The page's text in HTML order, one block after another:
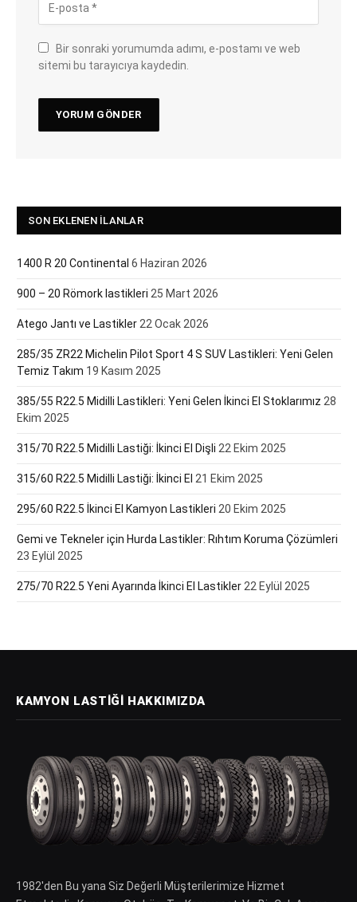
Bir sonraki yorumumda adımı, e-postamı ve web
sitemi bu tarayıcıya kaydedin.
SON EKLENEN İLANLAR
1400 R 20 Continental 6 Haziran 2026
900 – 20 Römork lastikleri 25 Mart 2026
Atego Jantı ve Lastikler 22 Ocak 2026
285/35 ZR22 Michelin Pilot Sport 4 S SUV Lastikleri: Yeni Gelen
Temiz Takım 19 Kasım 2025
385/55 R22.5 Midilli Lastikleri: Yeni Gelen İkinci El Stoklarımız 28
Ekim 2025
315/70 R22.5 Midilli Lastiği: İkinci El Dişli 22 Ekim 2025
315/60 R22.5 Midilli Lastiği: İkinci El 21 Ekim 2025
295/60 R22.5 İkinci El Kamyon Lastikleri 20 Ekim 2025
Gemi ve Tekneler için Hurda Lastikler: Rıhtım Koruma Çözümleri
23 Eylül 2025
275/70 R22.5 Yeni Ayarında İkinci El Lastikler 22 Eylül 2025
KAMYON LASTIĞI HAKKIMIZDA
1982′den Bu yana Siz Değerli Müşterilerimize Hizmet